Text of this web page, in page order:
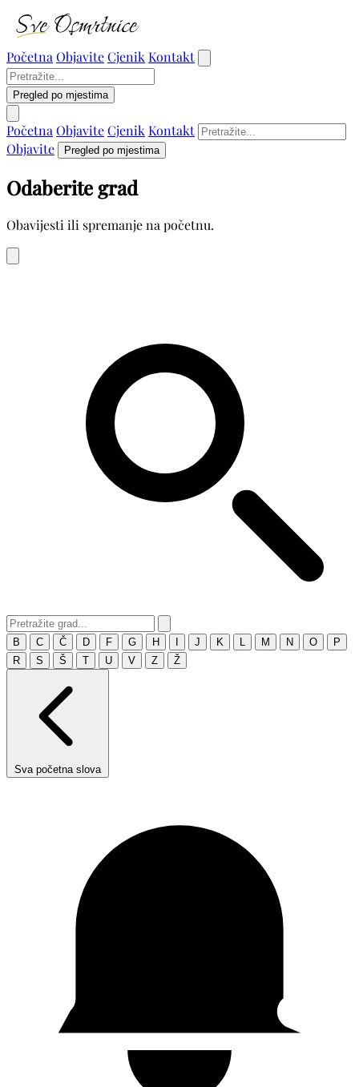
Početna ObjaviteCjenik Kontakt
Pregled po mjestima
Početna ObjaviteCjenik Kontakt
Objavite
Pregled po mjestima
Odaberite grad
Obavijesti ili spremanje na početnu.
B C Č D F G H J K M N O
P
R
S Š T U V Z Ž
Sva početna slova